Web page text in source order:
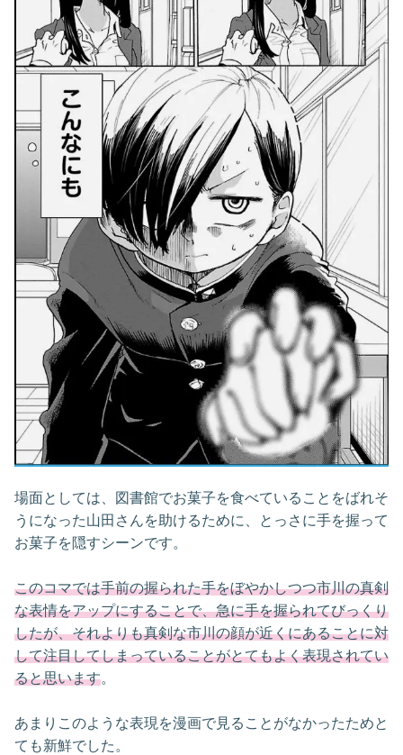
場面としては、図書館でお菓子を食べていることをばれそ
うになった山田さんを助けるために、とっさに手を握って
お菓子を隠すシーンです。
このコマでは手前の握られた手をぼやかしつつ市川の真剣
な表情をアップにすることで、急に手を握られてびっくり
したが、それよりも真剣な市川の顔が近くにあることに対
して注目してしまっていることがとてもよく表現されてい
ると思います。
あまりこのような表現を漫画で見ることがなかったためと
ても新鮮でした。